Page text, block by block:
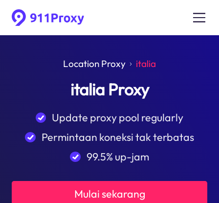
Location Proxy italia
italia Proxy
Update proxy pool regularly
Permintaan koneksi tak terbatas
99.5% up-jam
Mulai sekarang